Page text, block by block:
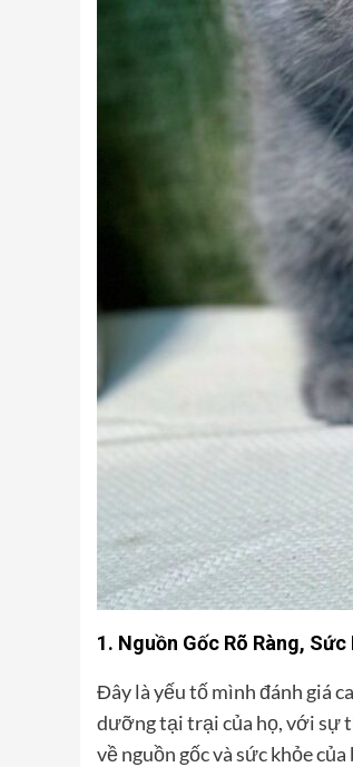
1. Nguồn Gốc Rõ Ràng,
Đây là yếu tố mình đánh giá
dưỡng tại trại của họ, với sự
về nguồn gốc và sức khỏe của